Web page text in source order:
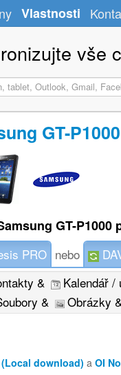
Vlastnosti
vše
GT-
GT-P1000
PRO nebo
&
Kalendář
& Obrázky
download) aOI